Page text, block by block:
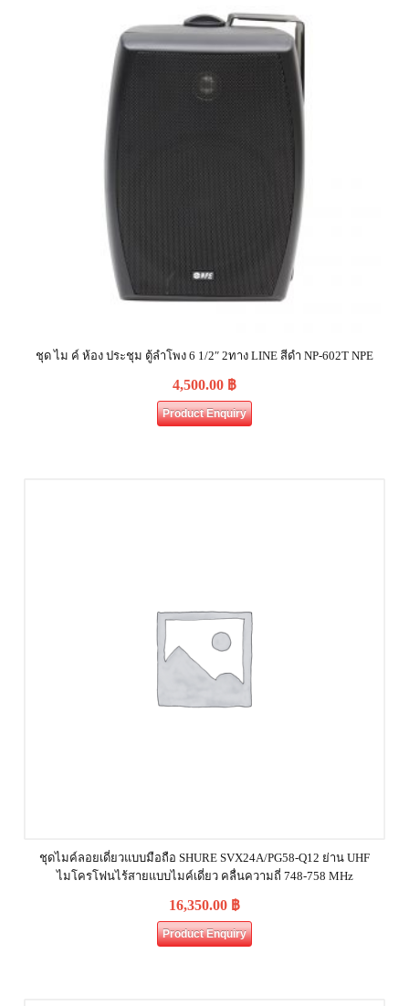
ชุด ไม ค์ ห้อง ประชุม ตู้ลำโพง 6 1/2″ 2ทาง LINE สีดำ NP-602T NPE
4,500.00 ฿
Product Enquiry
ชุดไมค์ลอยเดี่ยวแบบมือถือ SHURE SVX24A/PG58-Q12 ย่าน UHF
ไมโครโฟนไร้สายแบบไมค์เดี่ยว คลื่นความถี่ 748-758 MHz
16,350.00 ฿
Product Enquiry